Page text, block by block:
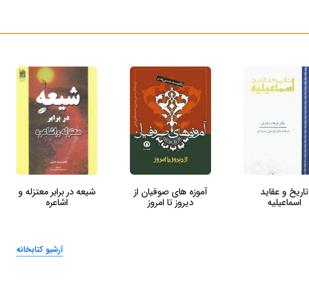
تاریخ و عقاید
اسماعیلیه
آموزه های صوفیان از
دیروز تا امروز
شیعه در برابر معتزله و
اشاعره
آرشیو کتابخانه